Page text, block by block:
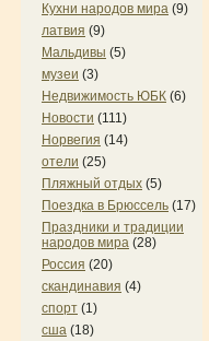
Кухни народов мира (9)
латвия (9)
Мальдивы (5)
музеи (3)
Недвижимость ЮБК (6)
Новости (111)
Норвегия (14)
отели (25)
Пляжный отдых (5)
Поездка в Брюссель (17)
Праздники и традиции
народов мира (28)
Россия (20)
скандинавия (4)
спорт (1)
сша (18)